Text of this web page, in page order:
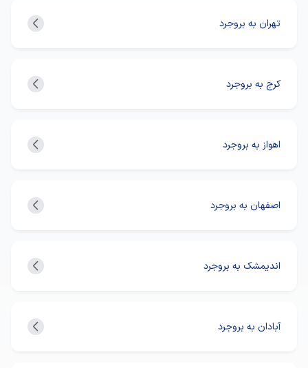
تهران به بروجرد
کرج به بروجرد
اهواز به بروجرد
اصفهان به بروجرد
اندیمشک به بروجرد
آبادان به بروجرد